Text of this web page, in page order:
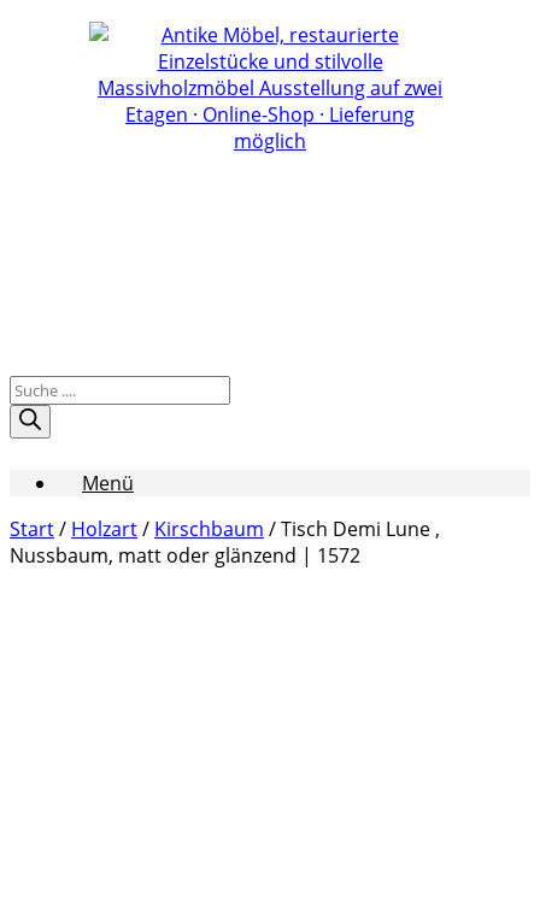
Products
search
Menü
Start/ Holzart/ Kirschbaum / Tisch Demi Lune ,
Nussbaum, matt oder glänzend | 1572